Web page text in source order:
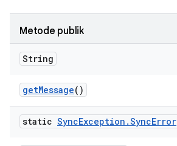
Metode publik
String
getMessage()
static SyncException .SyncError